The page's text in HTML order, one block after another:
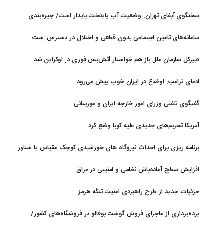
سخنگوی آبفای تهران: وضعیت آب پایتخت پایدار است/ جیره‌بندی
سامانه‌های تامین اجتماعی بدون قطعی و اختلال در دسترس است
دبیرکل سازمان ملل باز هم خواستار آتش‌بس فوری در اوکراین شد
ادعای ترامپ: اوضاع در ایران خوب پیش می‌رود
گفتگوی تلفنی وزرای امور خارجه ایران و موریتانی
آمریکا تحریم‌های جدیدی علیه کوبا وضع کرد
برنامه ریزی برای احداث نیروگاه های خورشیدی کوچک مقیاس یا شناور
افزایش سطح آماده‌باش نظامی و امنیتی در عراق
جزئیات جدید از طرح راهبردی امنیت تنگه هرمز
پرده‌برداری از ماجرای فروش گوشت بوفالو در فروشگاه‌های کشور/